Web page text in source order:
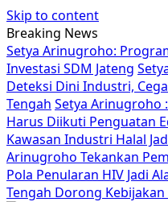
Skip to content
Breaking News
Setya Arinugroho:
Investasi SDM Jateng
Deteksi Dini Industri,
Tengah Setya Arinugroho
Harus Diikuti Penguatan
Kawasan Industri Halal
Arinugroho Tekankan
Pola Penularan HIV Jadi
Tengah Dorong Kebijakan